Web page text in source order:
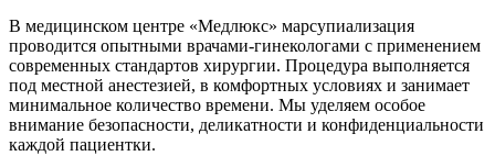
В медицинском центре «Медлюкс» марсупиализация
проводится опытными врачами-гинекологами с применением
современных стандартов хирургии. Процедура выполняется
под местной анестезией, в комфортных условиях и занимает
минимальное количество времени. Мы уделяем особое
внимание безопасности, деликатности и конфиденциальности
каждой пациентки.